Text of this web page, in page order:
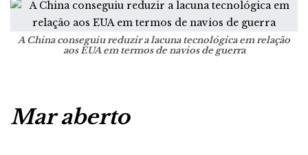
A China conseguiu reduzir a lacuna tecnológica em relação
aos EUA em termos de navios de guerra
Mar aberto